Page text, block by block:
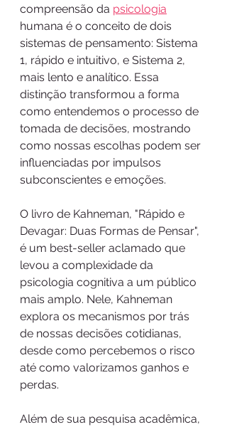
compreensão da psicologia
humana é o conceito de dois
sistemas de pensamento: Sistema
1, rápido e intuitivo, e Sistema 2,
mais lento e analítico. Essa
distinção transformou a forma
como entendemos o processo de
tomada de decisões, mostrando
como nossas escolhas podem ser
influenciadas por impulsos
subconscientes e emoções.
O livro de Kahneman, "Rápido e
Devagar: Duas Formas de Pensar",
é um best-seller aclamado que
levou a complexidade da
psicologia cognitiva a um público
mais amplo. Nele, Kahneman
explora os mecanismos por trás
de nossas decisões cotidianas,
desde como percebemos o risco
até como valorizamos ganhos e
perdas.
Além de sua pesquisa acadêmica,